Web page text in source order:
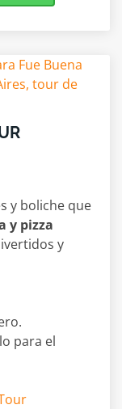
y boliche que
y pizza
y
para el